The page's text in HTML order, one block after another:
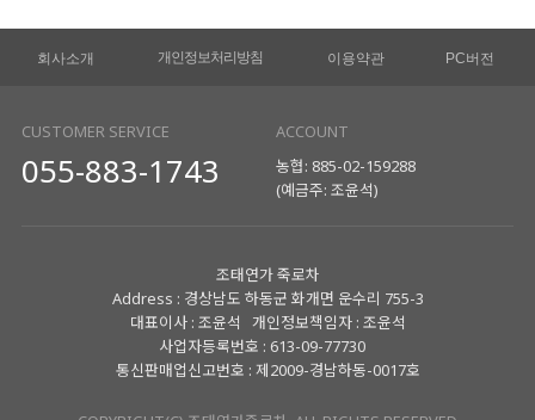
회사소개 개인정보처리방침 이용약관 PC버전
CUSTOMER SERVICE
055-883-1743
ACCOUNT
농협: 885-02-159288
(예금주: 조윤석)
조태연가 죽로차
Address : 경상남도 하동군 화개면 운수리 755-3
대표이사 : 조윤석 개인정보책임자 : 조윤석
사업자등록번호 : 613-09-77730
통신판매업신고번호 : 제2009-경남하동-0017호